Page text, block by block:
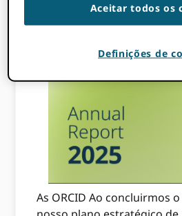
As ORCID Ao concluirmos
Aceitar todos os
Definições de